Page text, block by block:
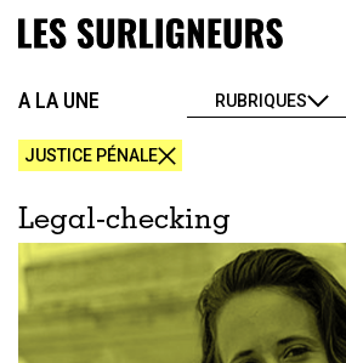
A LA UNE RUBRIQUES
JUSTICE PÉNALE
Legal-checking